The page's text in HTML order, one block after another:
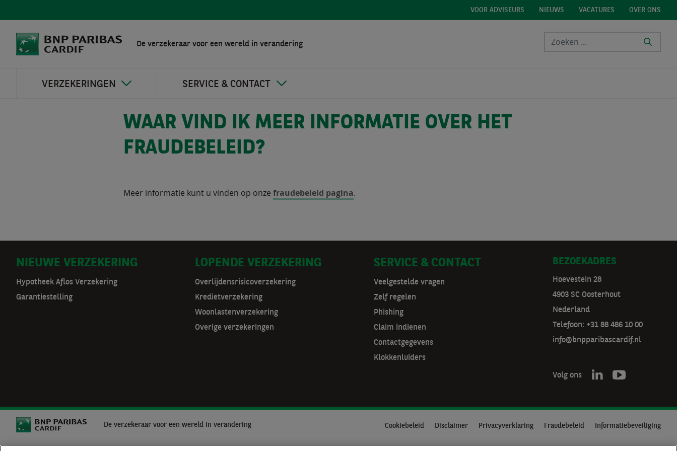
VOOR ADVISEURS NIEUWS VACATURES OVER ONS
De verzekeraar voor een wereld in verandering
VERZEKERINGEN SERVICE & CONTACT
WAAR VIND IK MEER INFORMATIE OVER HET
FRAUDEBELEID?
Meer informatie kunt u vinden op onzefraudebeleid pagina.
D
o
n
a
v
NIEUWE VERZEKERING
Hypotheek Aflos Verzekering
Garantiestelling
LOPENDE VERZEKERING
Overlijdensrisicoverzekering
Kredietverzekering
Woonlastenverzekering
Overige verzekeringen
SERVICE & CONTACT
Veelgestelde vragen
Zelf regelen
Phishing
Claim indienen
Contactgegevens
Klokkenluiders
BEZOEKADRES
Hoevestein 28
4903 SC Oosterhout
Nederland
Telefoon: +31 88 486 10 00
info@bnpparibascardif.nl
Volg ons
De verzekeraar voor een wereld in verandering Cookiebeleid Disclaimer Privacyverklaring Fraudebeleid Informatiebeveiliging